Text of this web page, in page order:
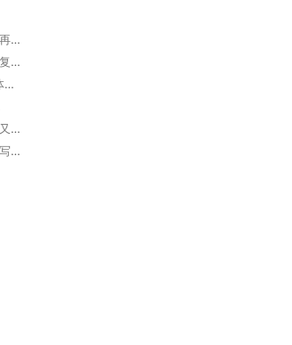
掘墓人 : 有可能有延迟，也可以再次发邮件确认
大胆 : 官方邮件回复你好，已恢复，请查实。 但实际未恢复
掘墓人 : 博客用的是 Halo，具体可以看下 https://www.halo.run 。
掘墓人 : 哈哈，确实如此，今天又用 Trae 写了个软件，太高效了
Deep Router : 现在有AI之后，写代码真的方便了好多，多出来很多coffee time